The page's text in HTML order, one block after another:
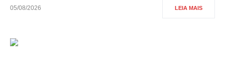
05/08/2026 LEIA MAIS